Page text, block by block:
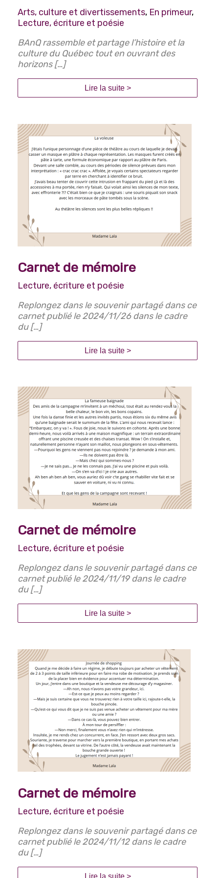
Routine quotidienne
Santé mentale
Arts, culture et divertissements, En primeur,
Lecture, écriture et poésie
BAnQ rassemble et partage l’histoire et la
culture du Québec tout en ouvrant des
horizons […]
Lire la suite >
Carnet de mémoire
Lecture, écriture et poésie
Replongez dans le souvenir partagé dans ce
carnet publié le 2024/11/26 dans le cadre
du […]
Lire la suite >
Carnet de mémoire
Lecture, écriture et poésie
Replongez dans le souvenir partagé dans ce
carnet publié le 2024/11/19 dans le cadre
du […]
Lire la suite >
Carnet de mémoire
Lecture, écriture et poésie
Replongez dans le souvenir partagé dans ce
carnet publié le 2024/11/12 dans le cadre
du […]
Lire la suite >